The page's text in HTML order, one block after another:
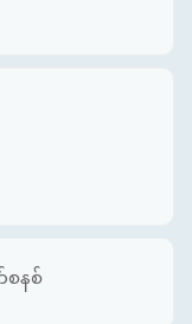
စနစ်